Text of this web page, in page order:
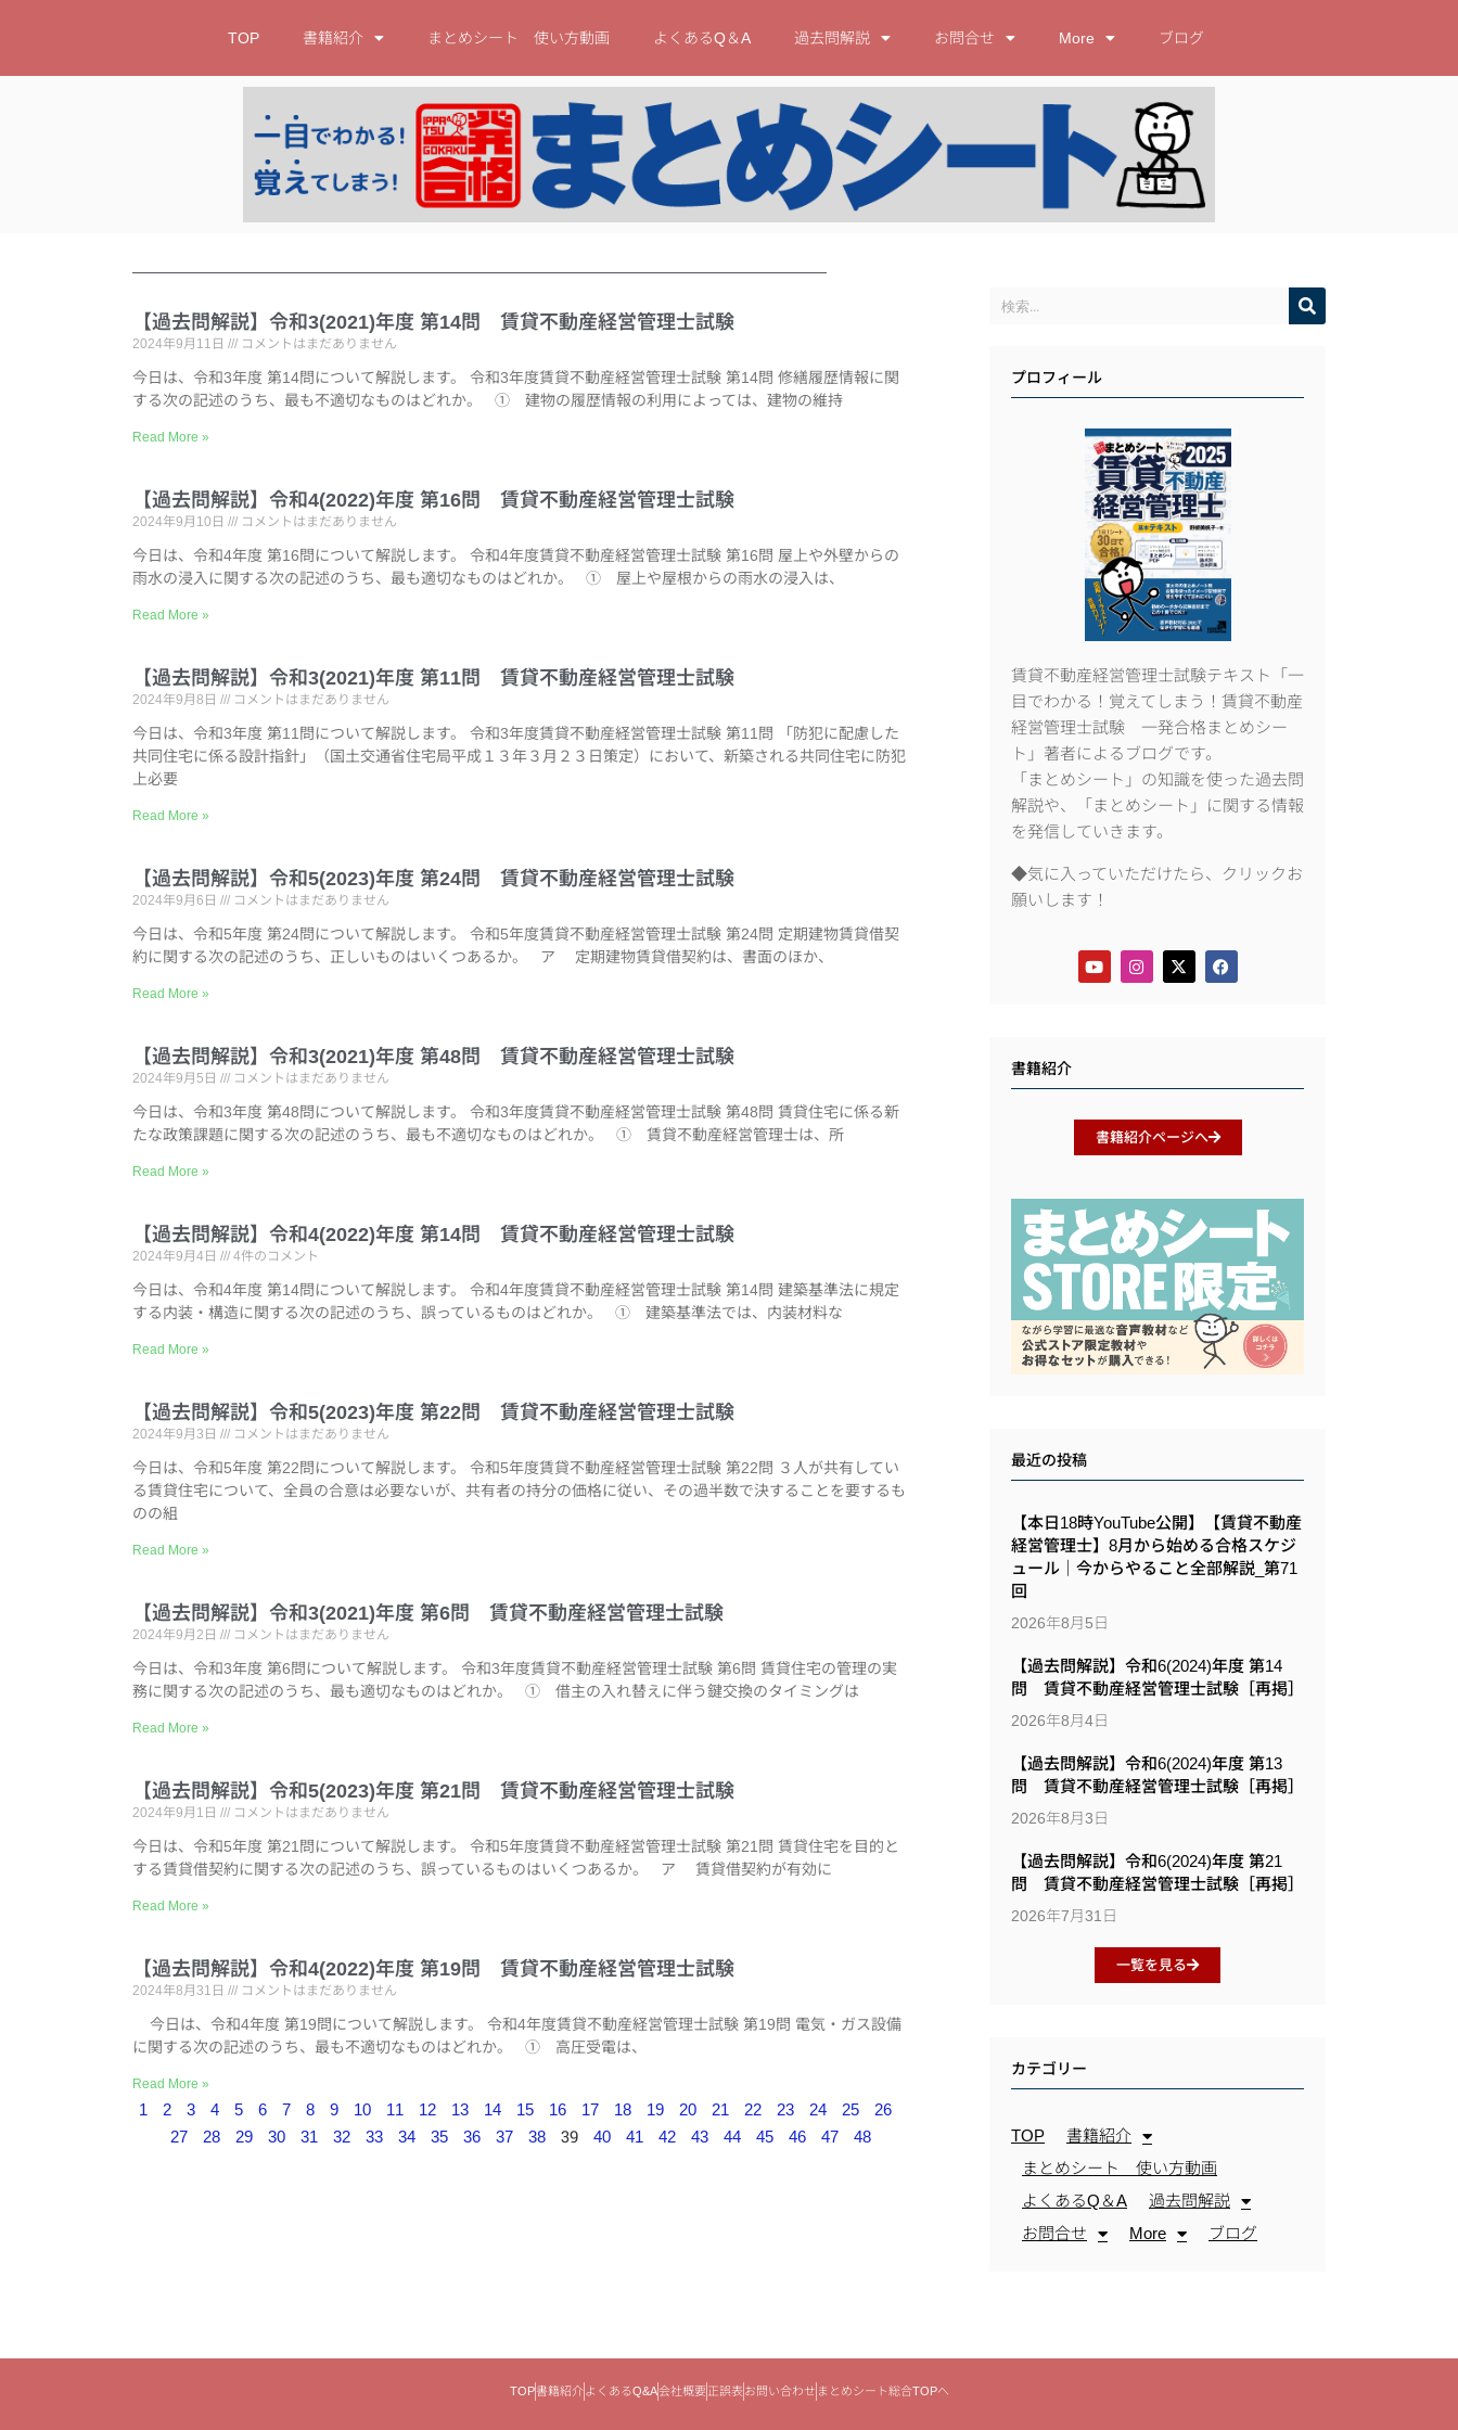
TOP 書籍紹介 まとめシート 使い方動画 よくあるQ＆A 過去問解説 お問合せ More ブログ
【過去問解説】令和3(2021)年度 第14問 賃貸不動産経営管理士試験
2024年9月11日 コメントはまだありません
今日は、令和3年度 第14問について解説します。 令和3年度賃貸不動産経営管理士試験 第14問 修繕履歴情報に関
する次の記述のうち、最も不適切なものはどれか。 ① 建物の履歴情報の利用によっては、建物の維持
Read More »
【過去問解説】令和4(2022)年度 第16問 賃貸不動産経営管理士試験
2024年9月10日 コメントはまだありません
今日は、令和4年度 第16問について解説します。 令和4年度賃貸不動産経営管理士試験 第16問 屋上や外壁からの
雨水の浸入に関する次の記述のうち、最も適切なものはどれか。 ① 屋上や屋根からの雨水の浸入は、
Read More »
【過去問解説】令和3(2021)年度 第11問 賃貸不動産経営管理士試験
2024年9月8日 コメントはまだありません
今日は、令和3年度 第11問について解説します。 令和3年度賃貸不動産経営管理士試験 第11問 「防犯に配慮した
共同住宅に係る設計指針」（国土交通省住宅局平成１３年３月２３日策定）において、新築される共同住宅に防犯
上必要
Read More »
【過去問解説】令和5(2023)年度 第24問 賃貸不動産経営管理士試験
2024年9月6日 コメントはまだありません
今日は、令和5年度 第24問について解説します。 令和5年度賃貸不動産経営管理士試験 第24問 定期建物賃貸借契
約に関する次の記述のうち、正しいものはいくつあるか。 ア 定期建物賃貸借契約は、書面のほか、
Read More »
【過去問解説】令和3(2021)年度 第48問 賃貸不動産経営管理士試験
2024年9月5日 コメントはまだありません
今日は、令和3年度 第48問について解説します。 令和3年度賃貸不動産経営管理士試験 第48問 賃貸住宅に係る新
たな政策課題に関する次の記述のうち、最も不適切なものはどれか。 ① 賃貸不動産経営管理士は、所
Read More »
【過去問解説】令和4(2022)年度 第14問 賃貸不動産経営管理士試験
2024年9月4日 4件のコメント
今日は、令和4年度 第14問について解説します。 令和4年度賃貸不動産経営管理士試験 第14問 建築基準法に規定
する内装・構造に関する次の記述のうち、誤っているものはどれか。 ① 建築基準法では、内装材料な
Read More »
【過去問解説】令和5(2023)年度 第22問 賃貸不動産経営管理士試験
2024年9月3日 コメントはまだありません
今日は、令和5年度 第22問について解説します。 令和5年度賃貸不動産経営管理士試験 第22問 ３人が共有してい
る賃貸住宅について、全員の合意は必要ないが、共有者の持分の価格に従い、その過半数で決することを要するも
のの組
Read More »
【過去問解説】令和3(2021)年度 第6問 賃貸不動産経営管理士試験
2024年9月2日 コメントはまだありません
今日は、令和3年度 第6問について解説します。 令和3年度賃貸不動産経営管理士試験 第6問 賃貸住宅の管理の実
務に関する次の記述のうち、最も適切なものはどれか。 ① 借主の入れ替えに伴う鍵交換のタイミングは
Read More »
【過去問解説】令和5(2023)年度 第21問 賃貸不動産経営管理士試験
2024年9月1日 コメントはまだありません
今日は、令和5年度 第21問について解説します。 令和5年度賃貸不動産経営管理士試験 第21問 賃貸住宅を目的と
する賃貸借契約に関する次の記述のうち、誤っているものはいくつあるか。 ア 賃貸借契約が有効に
Read More »
【過去問解説】令和4(2022)年度 第19問 賃貸不動産経営管理士試験
2024年8月31日 コメントはまだありません
今日は、令和4年度 第19問について解説します。 令和4年度賃貸不動産経営管理士試験 第19問 電気・ガス設備
に関する次の記述のうち、最も不適切なものはどれか。 ① 高圧受電は、
Read More »
1 2 3 4 5 6 7 8 9 10 11 12 13 14 15 16 17 18 19 20 21 22 23 24 25
26
27
28 29 30 31 32 33 34 35 36 37 38 39 40 41 42 43 44 45 46 47 48
プロフィール
賃貸不動産経営管理士試験テキスト「一
目でわかる！覚えてしまう！賃貸不動産
経営管理士試験 一発合格まとめシー
ト」著者によるブログです。
「まとめシート」の知識を使った過去問
解説や、「まとめシート」に関する情報
を発信していきます。
◆気に入っていただけたら、クリックお
願いします！
書籍紹介
書籍紹介ページへ
最近の投稿
【本日18時YouTube公開】【賃貸不動産
経営管理士】8月から始める合格スケジ
ュール｜今からやること全部解説_第71
回
2026年8月5日
【過去問解説】令和6(2024)年度 第14
問 賃貸不動産経営管理士試験［再掲］
2026年8月4日
【過去問解説】令和6(2024)年度 第13
問 賃貸不動産経営管理士試験［再掲］
2026年8月3日
【過去問解説】令和6(2024)年度 第21
問 賃貸不動産経営管理士試験［再掲］
2026年7月31日
一覧を見る
カテゴリー
TOP
書籍紹介
まとめシート 使い方動画
よくあるQ＆A
過去問解説
お問合せ
More ブログ
TOP 書籍紹介 よくあるQ&A 会社概要 正誤表 お問い合わせ まとめシート総合TOPへ